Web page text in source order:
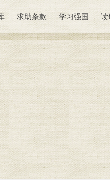
求助条款 学习强国 读